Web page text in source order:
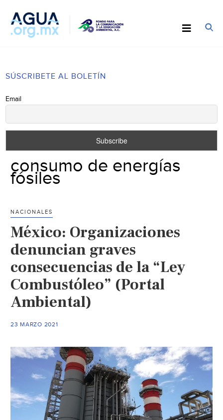
SÚSCRIBETE AL BOLETÍN
Email
consumo de energías
fósiles
NACIONALES
México: Organizaciones
denuncian graves
consecuencias de la “Ley
Combustóleo” (Portal
Ambiental)
23 MARZO 2021